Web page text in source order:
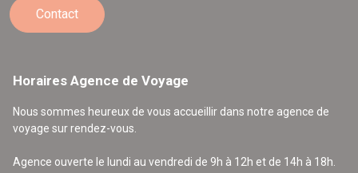
Contact
Horaires Agence de Voyage
Nous sommes heureux de vous accueillir dans notre agence de
voyage sur rendez-vous.
Agence ouverte le lundi au vendredi de 9h à 12h et de 14h à 18h.